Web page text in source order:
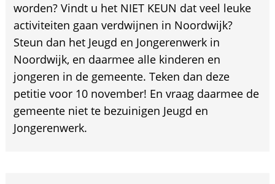
worden? Vindt u het NIET KEUN dat veel leuke
activiteiten gaan verdwijnen in Noordwijk?
Steun dan het Jeugd en Jongerenwerk in
Noordwijk, en daarmee alle kinderen en
jongeren in de gemeente. Teken dan deze
petitie voor 10 november! En vraag daarmee de
gemeente niet te bezuinigen Jeugd en
Jongerenwerk.